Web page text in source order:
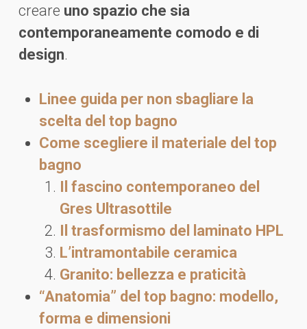
creare uno spazio che sia
contemporaneamente comodo e di
design.
Linee guida per non sbagliare la
scelta del top bagno
Come scegliere il materiale del top
bagno
Il fascino contemporaneo del
Gres Ultrasottile
Il trasformismo del laminato HPL
L’intramontabile ceramica
Granito: bellezza e praticità
“Anatomia” del top bagno: modello,
forma e dimensioni